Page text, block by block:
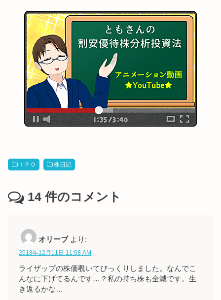
ＩＰＯ 株日記
14 件のコメント
オリーブ より:
2018年12月11日 11:08 AM
ライザップの株価覗いてびっくりしました。なんでこ
んなに下げてるんです…？私の持ち株も全滅です。生
き返るかな…